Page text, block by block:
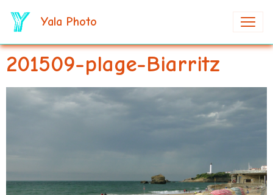
Yala Photo
201509-plage-Biarritz